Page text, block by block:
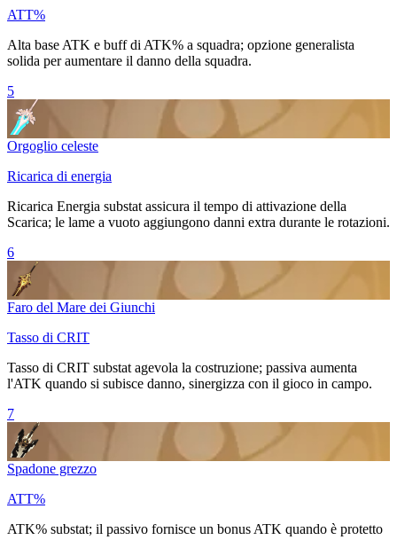
ATT%
Alta base ATK e buff di ATK% a squadra; opzione generalista
solida per aumentare il danno della squadra.
5
Orgoglio celeste
Ricarica di energia
Ricarica Energia substat assicura il tempo di attivazione della
Scarica; le lame a vuoto aggiungono danni extra durante le rotazioni.
6
Faro del Mare dei Giunchi
Tasso di CRIT
Tasso di CRIT substat agevola la costruzione; passiva aumenta
l'ATK quando si subisce danno, sinergizza con il gioco in campo.
7
Spadone grezzo
ATT%
ATK% substat; il passivo fornisce un bonus ATK quando è protetto